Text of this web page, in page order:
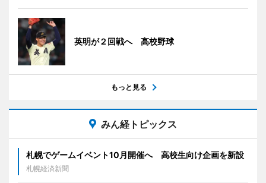
英明が２回戦へ 高校野球
もっと見る
みん経トピックス
札幌でゲームイベント10月開催へ 高校生向け企画を新設
札幌経済新聞